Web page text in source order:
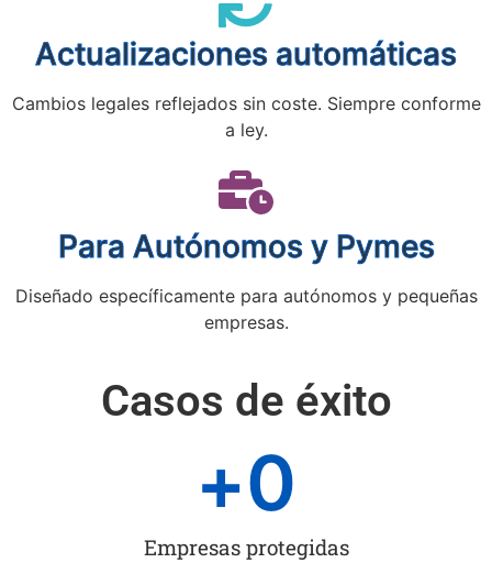
Actualizaciones automáticas
Cambios legales reflejados sin coste. Siempre conforme
a ley.
Para Autónomos y Pymes
Diseñado específicamente para autónomos y pequeñas
empresas.
Casos de éxito
Empresas protegidas
+0